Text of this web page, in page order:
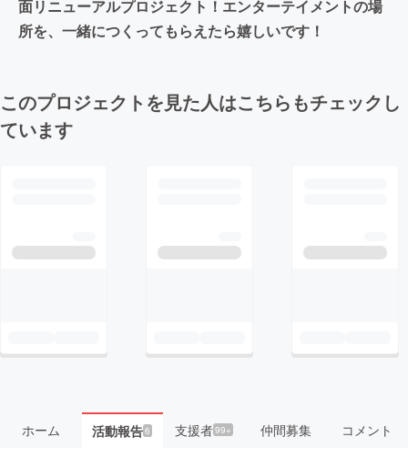
面リニューアルプロジェクト！エンターテイメントの場
所を、一緒につくってもらえたら嬉しいです！
このプロジェクトを見た人はこちらもチェックし
ています
ホーム 活動報告6 支援者99+ 仲間募集 コメント